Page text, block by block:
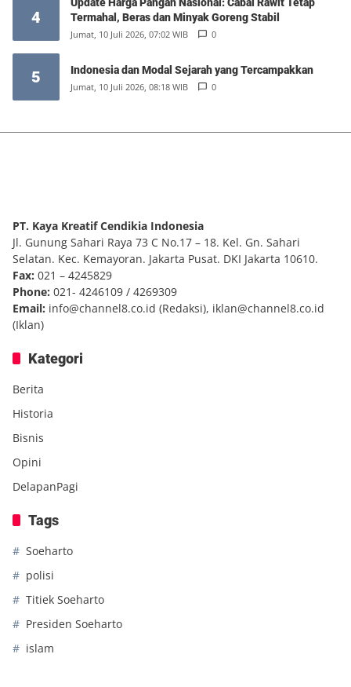
4
Termahal, Beras dan Minyak Goreng Stabil
Jumat, 10 Juli 2026, 07:02 WIB 0
5 Indonesia dan Modal Sejarah yang Tercampakkan
Jumat, 10 Juli 2026, 08:18 WIB 0
PT. Kaya Kreatif Cendikia Indonesia
Jl. Gunung Sahari Raya 73 C No.17 – 18. Kel. Gn. Sahari
Selatan. Kec. Kemayoran. Jakarta Pusat. DKI Jakarta 10610.
Fax: 021 – 4245829
Phone: 021- 4246109 / 4269309
Email: info@channel8.co.id (Redaksi), iklan@channel8.co.id
(Iklan)
Kategori
Berita
Historia
Bisnis
Opini
DelapanPagi
Tags
Soeharto
polisi
Titiek Soeharto
Presiden Soeharto
islam